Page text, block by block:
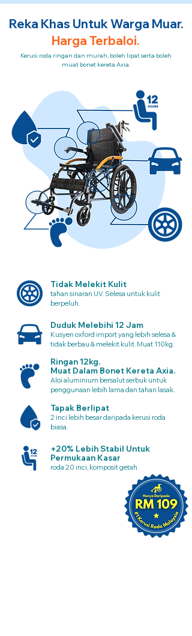
Reka Khas Untuk Warga Muar.
Harga Terbaloi.
Kerusi roda ringan dan murah, boleh lipat serta boleh
muat bonet kereta Axia.
Tidak Melekit Kulit
tahan sinaran UV. Selesa untuk kulit
berpeluh.
Duduk Melebihi 12 Jam
Kusyen oxford import yang lebih selesa &
tidak berbau & melekit kulit. Muat 110kg.
Ringan 12kg.
Muat Dalam Bonet Kereta Axia.
Aloi aluminium bersalut serbuk untuk
penggunaan lebih lama dan tahan lasak.
Tapak Berlipat
2 inci lebih besar daripada kerusi roda
biasa.
+20% Lebih Stabil Untuk
Permukaan Kasar
roda 20 inci, komposit getah.